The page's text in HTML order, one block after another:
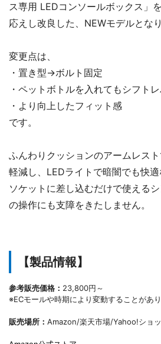
ス専用 LEDコンソールボックス」
応えし改良した、NEWモデルとなり
変更点は、
・置き型→ボルト固定
・ペットボトルを入れてもシフト
・より向上したフィット感
です。
ふんわりクッションのアームレス
軽減し、LEDライトで暗闇でも快
ソケットに差し込むだけで使える
の操作にも支障をきたしません。
【製品情報】
参考販売価格： 23,800円～
※ECモールや時期により変動することがあり
販売場所： Amazon/楽天市場/Yahoo!ショ